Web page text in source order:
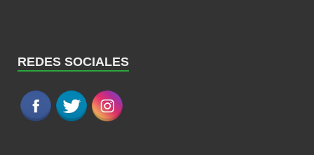
REDES SOCIALES